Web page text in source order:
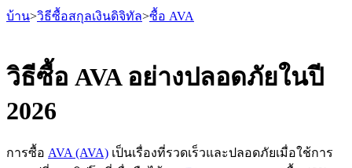
ฟิวเจอร์ส
บ้าน>วิธีซื้อสกุลเงินดิจิทัล>ซื้อ AVA
วิธีซื้อ AVA อย่างปลอดภัยในปี
2026
การซื้อ AVA (AVA) เป็นเรื่องที่รวดเร็วและปลอดภัยเมื่อใช้การ